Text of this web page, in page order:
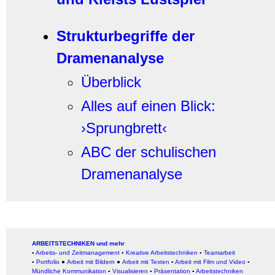
Strukturbegriffe der
Dramenanalyse
Überblick
Alles auf einen Blick:
›Sprungbrett‹
ABC der schulischen
Dramenanalyse
ARBEITSTECHNIKEN und mehr
▪ Arbeits- und Zeitmanagement ▪ Kreative Arbeitstechniken ▪ Teamarbeit
▪ Portfolio ● Arbeit mit Bildern ● Arbeit mit Texten ▪ Arbeit mit Film und Video ▪
Mündliche Kommunikation ▪ Visualisieren ▪ Präsentation ▪ Arbeitstechniken